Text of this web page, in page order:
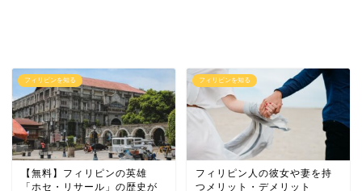
フィリピンを知る
【無料】フィリピンの英雄
「ホセ・リサール」の歴史が
フィリピンを知る
フィリピン人の彼女や妻を持
つメリット・デメリット